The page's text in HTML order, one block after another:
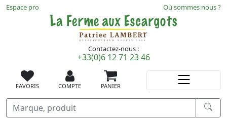
Recherche
FAVORIS COMPTE PANIER
Contactez-nous :
+33(0)6 12 71 23 46
Espace pro Où sommes nous ?